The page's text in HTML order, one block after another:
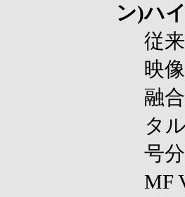
ン)ハ
従
映
融
タ
号
MF